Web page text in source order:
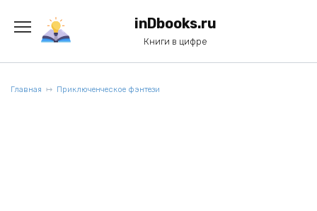
содержанию
inDbooks.ru
Книги в цифре
Главная Приключенческое фэнтези